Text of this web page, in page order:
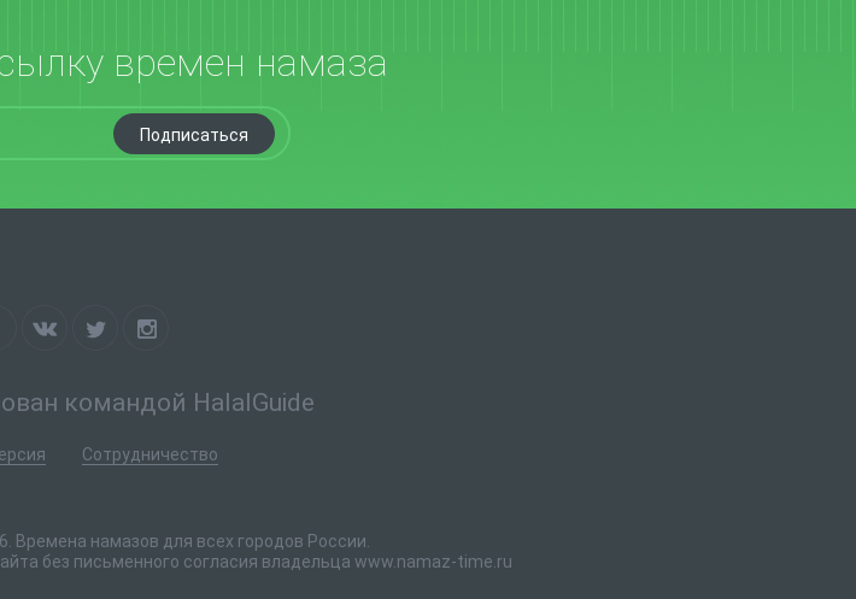
времен намаза
Подписаться
командой HalalGuide
Сотрудничество
Времена намазов для всех городов России.
без письменного согласия владельца www.namaz-time.ru